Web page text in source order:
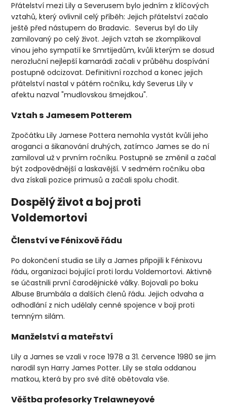
Přátelství mezi Lily a Severusem bylo jedním z klíčových
vztahů, který ovlivnil celý příběh: Jejich přátelství začalo
ještě před nástupem do Bradavic. Severus byl do Lily
zamilovaný po celý život. Jejich vztah se zkomplikoval
vinou jeho sympatií ke Smrtijedům, kvůli kterým se dosud
nerozluční nejlepší kamarádi začali v průběhu dospívání
postupně odcizovat. Definitivní rozchod a konec jejich
přátelství nastal v pátém ročníku, kdy Severus Lily v
afektu nazval "mudlovskou šmejdkou".
Vztah s Jamesem Potterem
Zpočátku Lily Jamese Pottera nemohla vystát kvůli jeho
aroganci a šikanování druhých, zatímco James se do ní
zamiloval už v prvním ročníku. Postupně se změnil a začal
být zodpovědnější a laskavější. V sedmém ročníku oba
dva získali pozice primusů a začali spolu chodit.
Dospělý život a boj proti
Voldemortovi
Členství ve Fénixově řádu
Po dokončení studia se Lily a James připojili k Fénixovu
řádu, organizaci bojující proti lordu Voldemortovi. Aktivně
se účastnili první čarodějnické války. Bojovali po boku
Albuse Brumbála a dalších členů řádu. Jejich odvaha a
odhodlání z nich udělaly cenné spojence v boji proti
temným silám.
Manželství a mateřství
Lily a James se vzali v roce 1978 a 31. července 1980 se jim
narodil syn Harry James Potter. Lily se stala oddanou
matkou, která by pro své dítě obětovala vše.
Věštba profesorky Trelawneyové